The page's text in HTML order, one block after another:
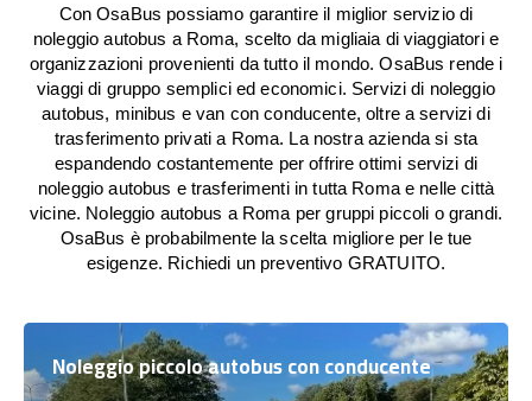
Con OsaBus possiamo garantire il miglior servizio di
noleggio autobus a Roma, scelto da migliaia di viaggiatori e
organizzazioni provenienti da tutto il mondo. OsaBus rende i
viaggi di gruppo semplici ed economici. Servizi di noleggio
autobus, minibus e van con conducente, oltre a servizi di
trasferimento privati a Roma. La nostra azienda si sta
espandendo costantemente per offrire ottimi servizi di
noleggio autobus e trasferimenti in tutta Roma e nelle città
vicine. Noleggio autobus a Roma per gruppi piccoli o grandi.
OsaBus è probabilmente la scelta migliore per le tue
esigenze. Richiedi un preventivo GRATUITO.
Noleggio piccolo autobus con conducente